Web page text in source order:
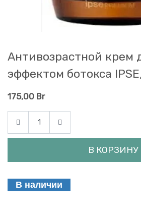
Антивозрастной крем
эффектом ботокса
175,00 Br
В КОРЗИНУ
В наличии